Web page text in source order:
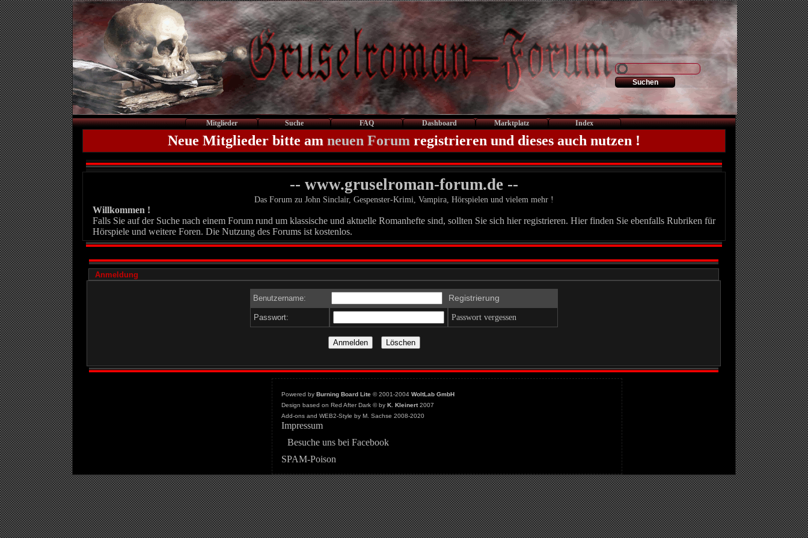
Mitglieder Suche FAQ Dashboard Marktplatz Index
Neue Mitglieder bitte am neuen Forum registrieren und dieses auch nutzen !
-- www.gruselroman-forum.de --
Das Forum zu John Sinclair, Gespenster-Krimi, Vampira, Hörspielen und vielem mehr !
Willkommen !
Falls Sie auf der Suche nach einem Forum rund um klassische und aktuelle Romanhefte sind, sollten Sie sich hier registrieren. Hier finden Sie ebenfalls Rubriken für
Hörspiele und weitere Foren. Die Nutzung des Forums ist kostenlos.
Anmeldung
Benutzername: Registrierung
Passwort: Passwort vergessen
Powered by Burning Board Lite© 2001-2004 WoltLab GmbH
Design based on Red After Dark © by K. Kleinert2007
Add-ons and WEB2-Style by M. Sachse 2008-2020
Impressum
Besuche uns bei Facebook
SPAM-Poison